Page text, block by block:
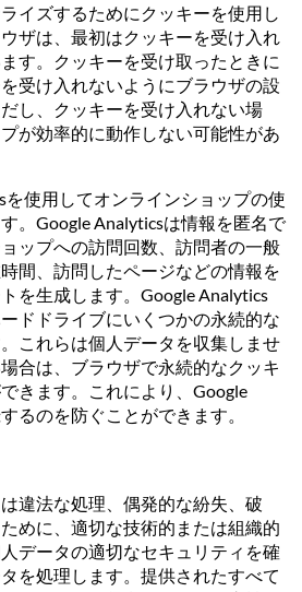
イズするためにクッキーを使用し
ザは、最初はクッキーを受け入れ
す。クッキーを受け取ったときに
受け入れないようにブラウザの設
し、クッキーを受け入れない場
が効率的に動作しない可能性があ
を使用してオンラインショップの使
。Google Analyticsは情報を匿名で
ップへの訪問回数、訪問者の一般
間、訪問したページなどの情報を
を生成します。Google Analytics
ドドライブにいくつかの永続的な
これらは個人データを収集しませ
合は、ブラウザで永続的なクッキ
きます。これにより、Google
るのを防ぐことができます。
違法な処理、偶発的な紛失、破
めに、適切な技術的または組織的
データの適切なセキュリティを確
を処理します。提供されたすべて